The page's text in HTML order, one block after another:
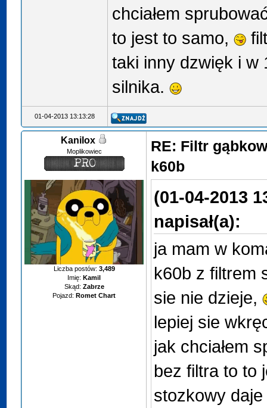
chciałem
to jest to samo,
taki inny dzwięk i w
silnika.
01-04-2013 13:13:28
Kanilox
Moplikowiec
Liczba postów: 3,489
Imię: Kamil
Skąd: Zabrze
Pojazd: Romet Chart
RE: Filtr
k60b
(01-04-2013
napisał(a):
ja mam w
k60b z filtrem
sie nie dzieje,
lepiej sie
jak chciałem
bez filtra to to
stozkowy